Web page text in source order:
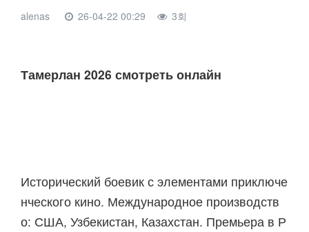
alenas 26-04-22 00:29 3회
본문
Тамерлан 2026 смотреть онлайн
Исторический боевик с элементами приключе
нческого кино. Международное производств
о: США, Узбекистан, Казахстан. Премьера в Р